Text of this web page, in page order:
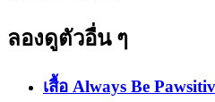
ลองดูตัวอื่น ๆ
เสื้อ Always Be